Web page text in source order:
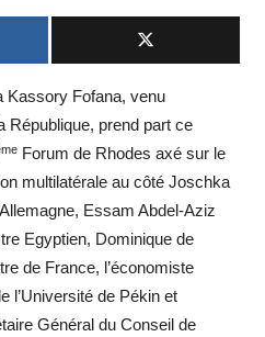
Kassory Fofana, venu
République, prend part ce
Forum de Rhodes axé sur le
multilatérale au côté Joschka
Essam Abdel-Aziz
Egyptien, Dominique de
de France, l’économiste
l’Université de Pékin et
Général du Conseil de